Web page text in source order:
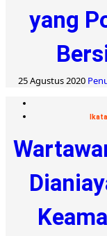
yang
25 Agustus 2020